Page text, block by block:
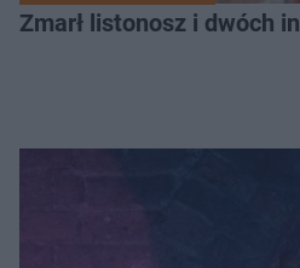
Zmarł listonosz i dwóch